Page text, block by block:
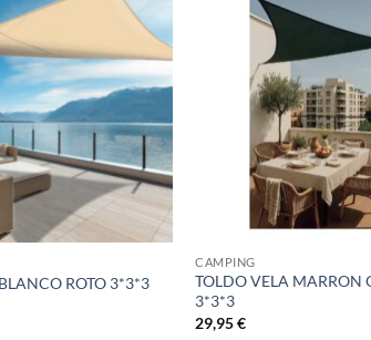
ROTO 3*3*3
CAMPING
TOLDO VELA MARRON
3*3*3
29,95€